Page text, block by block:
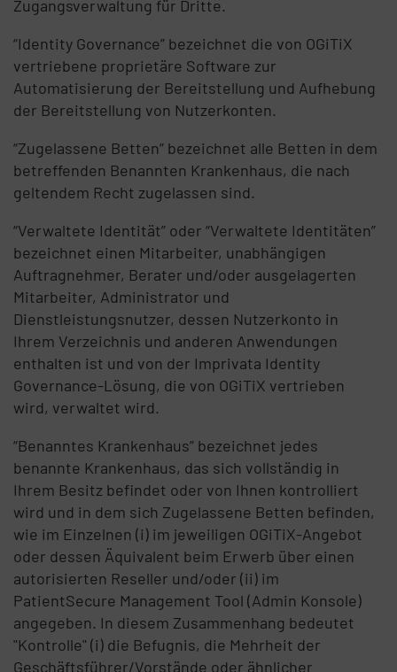
Zugangsverwaltung für Dritte.
“Identity Governance” bezeichnet die von OGiTiX
vertriebene proprietäre Software zur
Automatisierung der Bereitstellung und Aufhebung
der Bereitstellung von Nutzerkonten.
“Zugelassene Betten” bezeichnet alle Betten in dem
betreffenden Benannten Krankenhaus, die nach
geltendem Recht zugelassen sind.
“Verwaltete Identität” oder “Verwaltete Identitäten”
bezeichnet einen Mitarbeiter, unabhängigen
Auftragnehmer, Berater und/oder ausgelagerten
Mitarbeiter, Administrator und
Dienstleistungsnutzer, dessen Nutzerkonto in
Ihrem Verzeichnis und anderen Anwendungen
enthalten ist und von der Imprivata Identity
Governance-Lösung, die von OGiTiX vertrieben
wird, verwaltet wird.
“Benanntes Krankenhaus” bezeichnet jedes
benannte Krankenhaus, das sich vollständig in
Ihrem Besitz befindet oder von Ihnen kontrolliert
wird und in dem sich Zugelassene Betten befinden,
wie im Einzelnen (i) im jeweiligen OGiTiX-Angebot
oder dessen Äquivalent beim Erwerb über einen
autorisierten Reseller und/oder (ii) im
PatientSecure Management Tool (Admin Konsole)
angegeben. In diesem Zusammenhang bedeutet
"Kontrolle" (i) die Befugnis, die Mehrheit der
Geschäftsführer/Vorstände oder ähnlicher